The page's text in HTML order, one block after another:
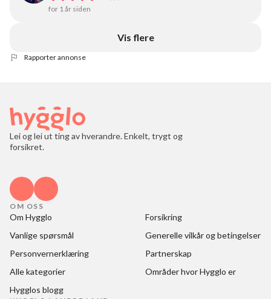
for 1 år siden
Vis flere
Rapporter annonse
Lei og lei ut ting av hverandre. Enkelt, trygt og
forsikret.
OM OSS
Om Hygglo
Forsikring
Vanlige spørsmål
Generelle vilkår og betingelser
Personvernerklæring
Partnerskap
Alle kategorier
Områder hvor Hygglo er
Hygglos blogg